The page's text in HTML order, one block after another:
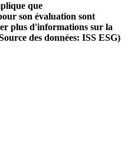
que
son évaluation sont
plus d'informations sur la
des données: ISS ESG)